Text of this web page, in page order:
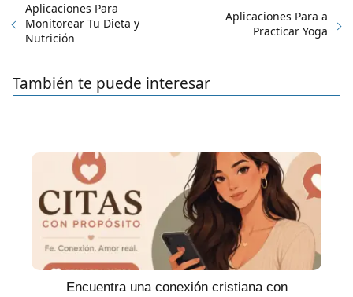
Aplicaciones Para
Monitorear Tu Dieta y
Nutrición
Aplicaciones Para a
Practicar Yoga
También te puede interesar
Encuentra una conexión cristiana con